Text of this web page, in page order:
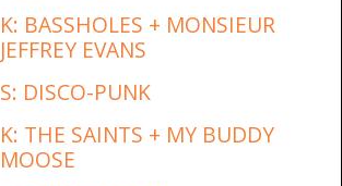
K: BASSHOLES + MONSIEUR
JEFFREY EVANS
S: DISCO-PUNK
K: THE SAINTS + MY BUDDY
MOOSE